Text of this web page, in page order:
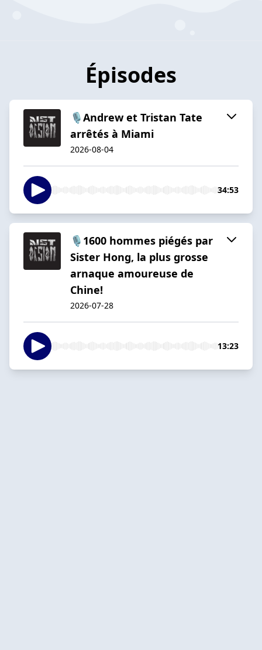
Épisodes
🎙️Andrew et Tristan Tate
arrêtés à Miami
2026-08-04
34:53
🎙️1600 hommes piégés par
Sister Hong, la plus grosse
arnaque amoureuse de
Chine!
2026-07-28
13:23